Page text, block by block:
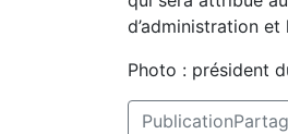
d’administration
Photo : président